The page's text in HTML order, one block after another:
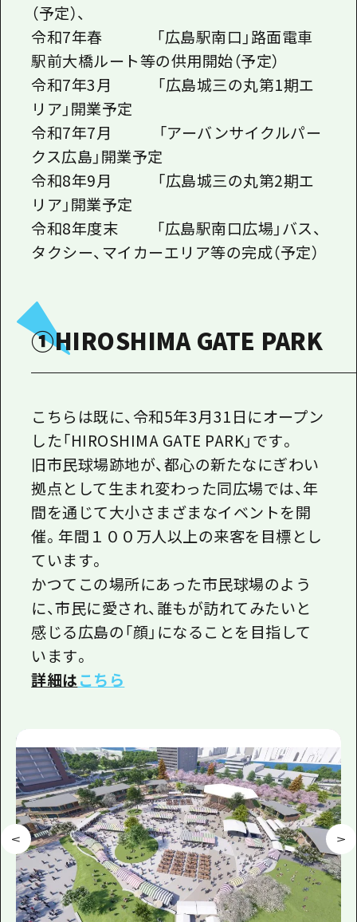
（予定）、
令和7年春 「広島駅南口」路面電車
駅前大橋ルート等の供用開始（予定）
令和7年3月 「広島城三の丸第1期エ
リア」開業予定
令和7年7月 「アーバンサイクルパー
クス広島」開業予定
令和8年9月 「広島城三の丸第2期エ
リア」開業予定
令和8年度末 「広島駅南口広場」バス、
タクシー、マイカーエリア等の完成（予定）
①HIROSHIMA GATE PARK
こちらは既に、令和5年3月31日にオープン
した「HIROSHIMA GATE PARK」です。
旧市民球場跡地が、都心の新たなにぎわい
拠点として生まれ変わった同広場では、年
間を通じて大小さまざまなイベントを開
催。年間１００万人以上の来客を目標とし
ています。
かつてこの場所にあった市民球場のよう
に、市民に愛され、誰もが訪れてみたいと
感じる広島の「顔」になることを目指して
います。
詳細はこちら